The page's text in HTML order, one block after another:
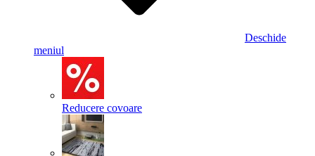
Deschide
meniul
Reducere covoare